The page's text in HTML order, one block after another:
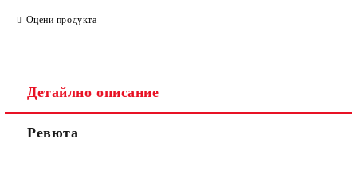
Оцени продукта
Детайлно описание
Ревюта